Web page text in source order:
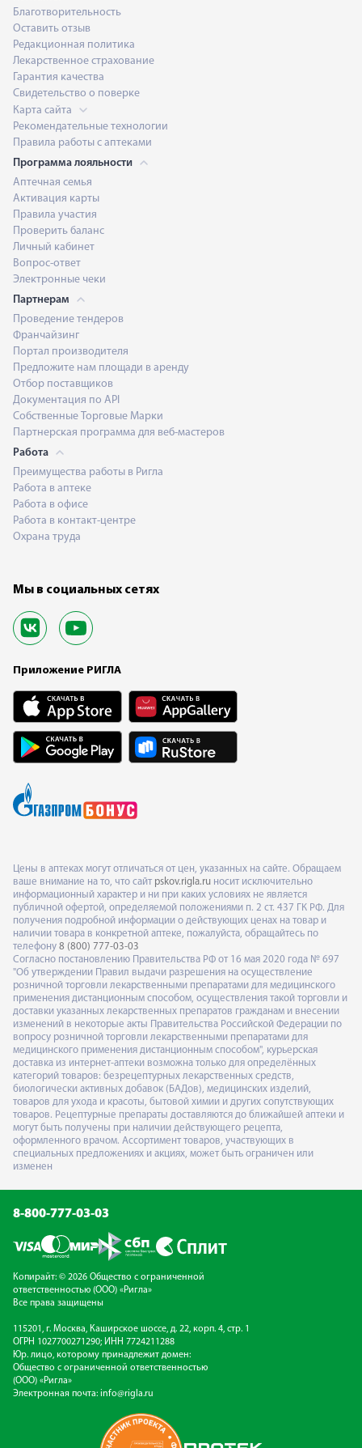
Благотворительность
Оставить отзыв
Редакционная политика
Лекарственное страхование
Гарантия качества
Свидетельство о поверке
Карта сайта
Рекомендательные технологии
Правила работы с аптеками
Программа лояльности
Аптечная семья
Активация карты
Правила участия
Проверить баланс
Личный кабинет
Вопрос-ответ
Электронные чеки
Партнерам
Проведение тендеров
Франчайзинг
Портал производителя
Предложите нам площади в аренду
Отбор поставщиков
Документация по API
Собственные Торговые Марки
Партнерская программа для веб-мастеров
Работа
Преимущества работы в Ригла
Работа в аптеке
Работа в офисе
Работа в контакт-центре
Охрана труда
Мы в социальных сетях
Приложение РИГЛА
Цены в аптеках могут отличаться от цен, указанных на сайте. Обращаем
ваше внимание на то, что сайт pskov.rigla.ru носит исключительно
информационный характер и ни при каких условиях не является
публичной офертой, определяемой положениями п. 2 ст. 437 ГК РФ. Для
получения подробной информации о действующих ценах на товар и
наличии товара в конкретной аптеке, пожалуйста, обращайтесь по
телефону 8 (800) 777-03-03
Согласно постановлению Правительства РФ от 16 мая 2020 года № 697
"Об утверждении Правил выдачи разрешения на осуществление
розничной торговли лекарственными препаратами для медицинского
применения дистанционным способом, осуществления такой торговли и
доставки указанных лекарственных препаратов гражданам и внесении
изменений в некоторые акты Правительства Российской Федерации по
вопросу розничной торговли лекарственными препаратами для
медицинского применения дистанционным способом", курьерская
доставка из интернет-аптеки возможна только для определённых
категорий товаров: безрецептурных лекарственных средств,
биологически активных добавок (БАДов), медицинских изделий,
товаров для ухода и красоты, бытовой химии и других сопутствующих
товаров. Рецептурные препараты доставляются до ближайшей аптеки и
могут быть получены при наличии действующего рецепта,
оформленного врачом. Ассортимент товаров, участвующих в
специальных предложениях и акциях, может быть ограничен или
изменен
8-800-777-03-03
Копирайт: © 2026 Общество с ограниченной
ответственностью (ООО) «Ригла»
Все права защищены
115201, г. Москва, Каширское шоссе, д. 22, корп. 4, стр. 1
ОГРН 1027700271290; ИНН 7724211288
Юр. лицо, которому принадлежит домен:
Общество с ограниченной ответственностью
(ООО) «Ригла»
Электронная почта: info@rigla.ru